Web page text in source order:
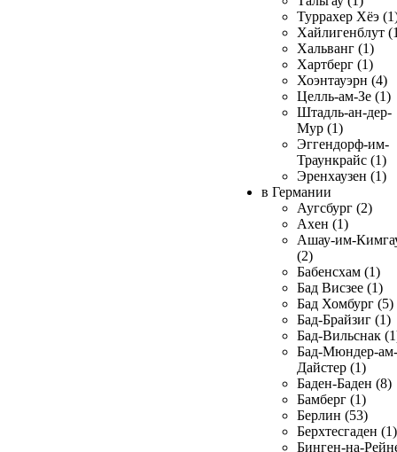
Туррахер Хёэ
Хайлигенблут
Хальванг (1)
Хартберг (1)
Хоэнтауэрн (4)
Целль-ам-Зе (1)
Штадль-ан-дер-
Мур (1)
Эггендорф-им-
Траункрайс (1)
Эренхаузен (1)
в Германии
Аугсбург (2)
Ахен (1)
Ашау-им-
(2)
Бабенсхам (1)
Бад Висзее (1)
Бад Хомбург (5)
Бад-Брайзиг (1)
Бад-Вильснак
Бад-Мюндер-ам-
Дайстер (1)
Баден-Баден (8)
Бамберг (1)
Берлин (53)
Берхтесгаден (1)
Бинген-на-